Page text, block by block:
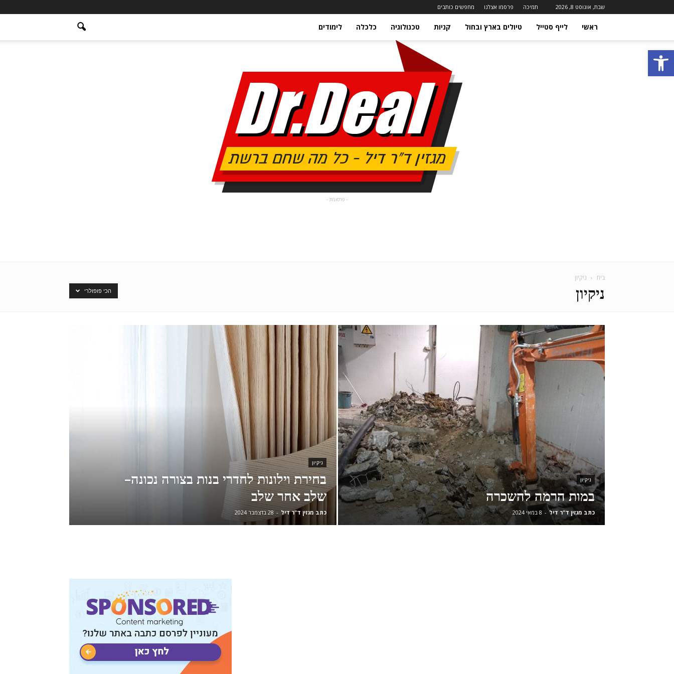
פתח סרגל נגישות
שבת, אוגוסט 8, 2026 תמיכה פרסמו אצלנו מחפשים כותבים
ראשי לייף סטייל טיולים בארץ ובחול קניות טכנולוגיה כלכלה לימודים
- פרסומת -
בית ניקיון
ניקיון הכי פופולרי
ניקיון
במות הרמה להשכרה
כתב מגזין ד"ר דיל - 8 במאי 2024
ניקיון
בחירת וילונות לחדרי בנות בצורה נכונה-
שלב אחר שלב
כתב מגזין ד"ר דיל - 28 בדצמבר 2024